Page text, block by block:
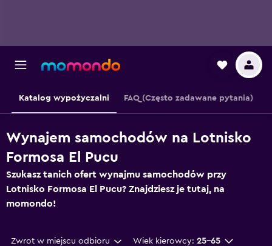
Katalog wypożyczalni FAQ (Często zadawane pytania)
Wynajem samochodów na Lotnisko
Formosa El Pucu
Szukasz tanich ofert wynajmu samochodów przy
Lotnisko Formosa El Pucu? Znajdziesz je tutaj, na
momondo!
Zwrot w miejscu odbioru Wiek kierowcy: 25-65